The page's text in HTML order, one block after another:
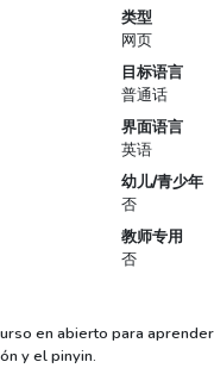
类型
网页
目标语言
普通话
界面语言
英语
幼儿/青少年
否
教师专用
否
en abierto para
y el pinyin.